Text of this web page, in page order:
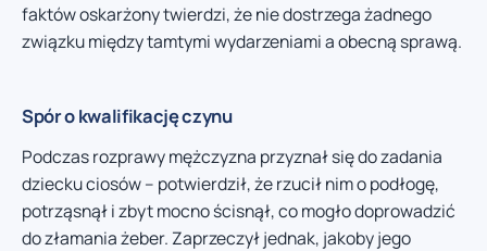
faktów oskarżony twierdzi, że nie dostrzega żadnego
związku między tamtymi wydarzeniami a obecną sprawą.
Spór o kwalifikację czynu
Podczas rozprawy mężczyzna przyznał się do zadania
dziecku ciosów – potwierdził, że rzucił nim o podłogę,
potrząsnął i zbyt mocno ścisnął, co mogło doprowadzić
do złamania żeber. Zaprzeczył jednak, jakoby jego